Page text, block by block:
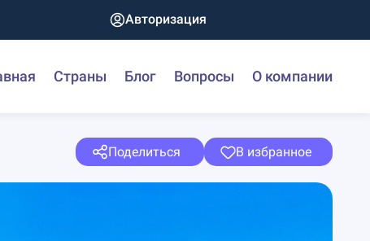
Авторизация
Страны Блог Вопросы О компании
Поделиться В избранное